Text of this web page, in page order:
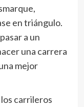
en triángulo.
a un
una carrera
mejor
carrileros